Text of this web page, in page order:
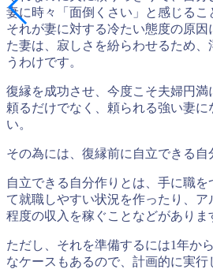
妻に時々「面倒くさい」と感じる こ
それが妻に対する冷たい態度の原
た妻は、寂しさを紛らわせるため
うわけです。
復縁を成功させ、今度こそ夫婦円満
頼るだけでなく、頼られる強い妻に
い。
その為には、復縁前に自立できる自
自立できる自分作りとは、手に職
て就職しやすい状況を作ったり、ア
程度の収入を稼ぐことなどがありま
ただし、それを準備するには1年か
なケースもあるので、計画的に実行